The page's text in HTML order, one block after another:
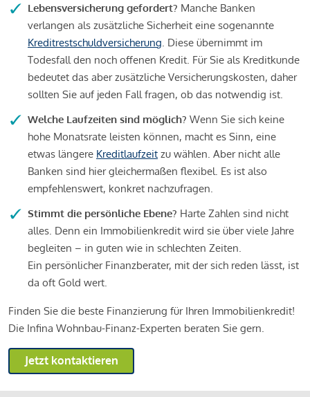
Lebensversicherung gefordert? Manche Banken
verlangen als zusätzliche Sicherheit eine sogenannte
Kreditrestschuldversicherung. Diese übernimmt im
Todesfall den noch offenen Kredit. Für Sie als Kreditkunde
bedeutet das aber zusätzliche Versicherungskosten, daher
sollten Sie auf jeden Fall fragen, ob das notwendig ist.
Welche Laufzeiten sind möglich? Wenn Sie sich keine
hohe Monatsrate leisten können, macht es Sinn, eine
etwas längere Kreditlaufzeit zu wählen. Aber nicht alle
Banken sind hier gleichermaßen flexibel. Es ist also
empfehlenswert, konkret nachzufragen.
Stimmt die persönliche Ebene? Harte Zahlen sind nicht
alles. Denn ein Immobilienkredit wird sie über viele Jahre
begleiten – in guten wie in schlechten Zeiten.
Ein persönlicher Finanzberater, mit der sich reden lässt, ist
da oft Gold wert.
Finden Sie die beste Finanzierung für Ihren Immobilienkredit!
Die Infina Wohnbau-Finanz-Experten beraten Sie gern.
Jetzt kontaktieren